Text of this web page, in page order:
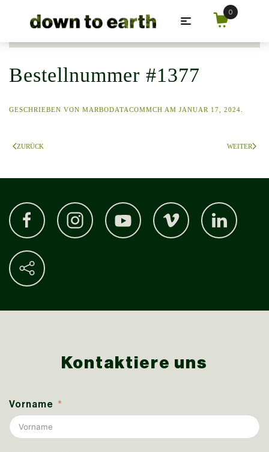
Zum Hauptinhalt springen
Bestellnummer #1377
GESCHRIEBEN VON MARBODATACOMMCH AM JANUAR 17, 2024
ZURÜCK WEITER
Kontaktiere uns
Vorname